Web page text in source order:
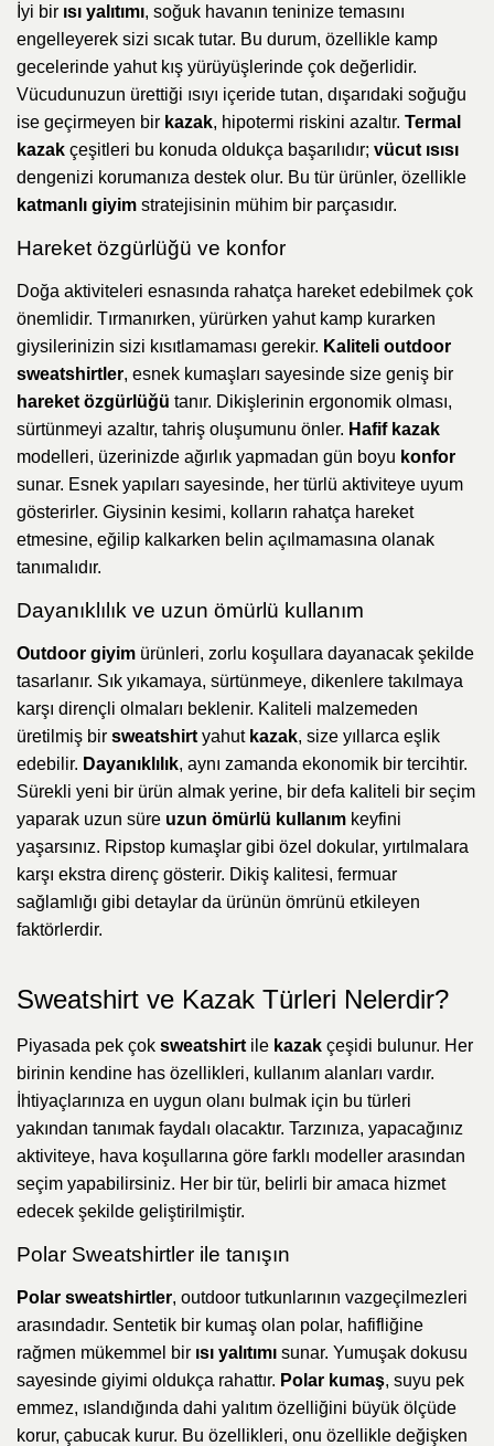
İyi bir ısı yalıtımı, soğuk havanın teninize temasını
engelleyerek sizi sıcak tutar. Bu durum, özellikle kamp
gecelerinde yahut kış yürüyüşlerinde çok değerlidir.
Vücudunuzun ürettiği ısıyı içeride tutan, dışarıdaki soğuğu
ise geçirmeyen bir kazak, hipotermi riskini azaltır. Termal
kazak çeşitleri bu konuda oldukça başarılıdır; vücut ısısı
dengenizi korumanıza destek olur. Bu tür ürünler, özellikle
katmanlı giyim stratejisinin mühim bir parçasıdır.
Hareket özgürlüğü ve konfor
Doğa aktiviteleri esnasında rahatça hareket edebilmek çok
önemlidir. Tırmanırken, yürürken yahut kamp kurarken
giysilerinizin sizi kısıtlamaması gerekir. Kaliteli outdoor
sweatshirtler, esnek kumaşları sayesinde size geniş bir
hareket özgürlüğü tanır. Dikişlerinin ergonomik olması,
sürtünmeyi azaltır, tahriş oluşumunu önler. Hafif kazak
modelleri, üzerinizde ağırlık yapmadan gün boyu konfor
sunar. Esnek yapıları sayesinde, her türlü aktiviteye uyum
gösterirler. Giysinin kesimi, kolların rahatça hareket
etmesine, eğilip kalkarken belin açılmamasına olanak
tanımalıdır.
Dayanıklılık ve uzun ömürlü kullanım
Outdoor giyim ürünleri, zorlu koşullara dayanacak şekilde
tasarlanır. Sık yıkamaya, sürtünmeye, dikenlere takılmaya
karşı dirençli olmaları beklenir. Kaliteli malzemeden
üretilmiş bir sweatshirt yahut kazak, size yıllarca eşlik
edebilir. Dayanıklılık, aynı zamanda ekonomik bir tercihtir.
Sürekli yeni bir ürün almak yerine, bir defa kaliteli bir seçim
yaparak uzun süre uzun ömürlü kullanım keyfini
yaşarsınız. Ripstop kumaşlar gibi özel dokular, yırtılmalara
karşı ekstra direnç gösterir. Dikiş kalitesi, fermuar
sağlamlığı gibi detaylar da ürünün ömrünü etkileyen
faktörlerdir.
Sweatshirt ve Kazak Türleri Nelerdir?
Piyasada pek çok sweatshirt ile kazak çeşidi bulunur. Her
birinin kendine has özellikleri, kullanım alanları vardır.
İhtiyaçlarınıza en uygun olanı bulmak için bu türleri
yakından tanımak faydalı olacaktır. Tarzınıza, yapacağınız
aktiviteye, hava koşullarına göre farklı modeller arasından
seçim yapabilirsiniz. Her bir tür, belirli bir amaca hizmet
edecek şekilde geliştirilmiştir.
Polar Sweatshirtler ile tanışın
Polar sweatshirtler, outdoor tutkunlarının vazgeçilmezleri
arasındadır. Sentetik bir kumaş olan polar, hafifliğine
rağmen mükemmel bir ısı yalıtımı sunar. Yumuşak dokusu
sayesinde giyimi oldukça rahattır. Polar kumaş, suyu pek
emmez, ıslandığında dahi yalıtım özelliğini büyük ölçüde
korur, çabucak kurur. Bu özellikleri, onu özellikle değişken